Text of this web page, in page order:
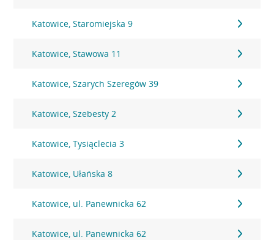
Katowice, Staromiejska 9
Katowice, Stawowa 11
Katowice, Szarych Szeregów 39
Katowice, Szebesty 2
Katowice, Tysiąclecia 3
Katowice, Ułańska 8
Katowice, ul. Panewnicka 62
Katowice, ul. Panewnicka 62